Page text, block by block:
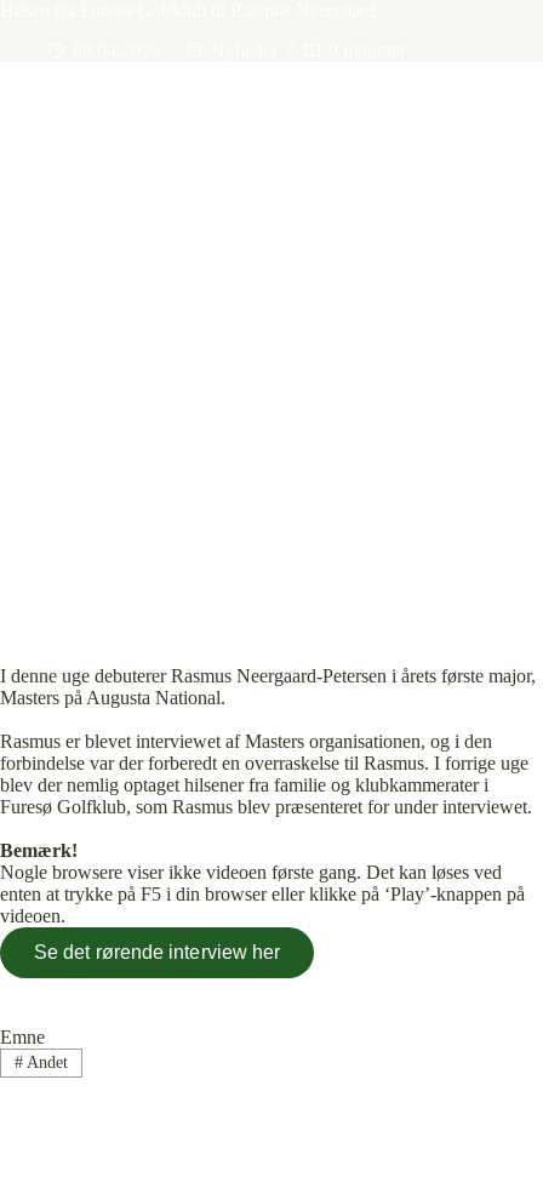
I denne uge debuterer Rasmus Neergaard-Petersen i årets første major,
Masters på Augusta National.
Rasmus er blevet interviewet af Masters organisationen, og i den
forbindelse var der forberedt en overraskelse til Rasmus. I forrige uge
blev der nemlig optaget hilsener fra familie og klubkammerater i
Furesø Golfklub, som Rasmus blev præsenteret for under interviewet.
Bemærk!
Nogle browsere viser ikke videoen første gang. Det kan løses ved
enten at trykke på F5 i din browser eller klikke på ‘Play’-knappen på
videoen.
Se det rørende interview her
Emne
#Andet